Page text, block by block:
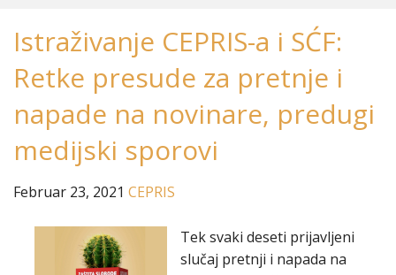
Istraživanje CEPRIS-a i SĆF:
Retke presude za pretnje i
napade na novinare, predugi
medijski sporovi
Februar 23, 2021 CEPRIS
Tek svaki deseti prijavljeni
slučaj pretnji i napada na